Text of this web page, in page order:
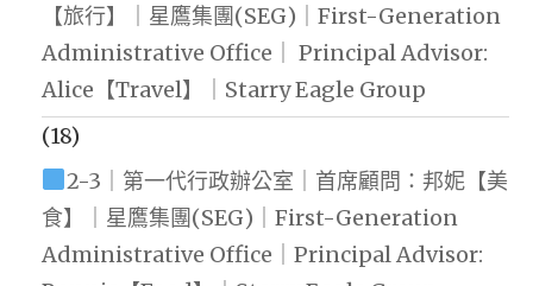
【旅行】｜星鷹集團(SEG)｜First-Generation
Administrative Office｜ Principal Advisor:
Alice【Travel】｜Starry Eagle Group
(18)
2-3｜第一代行政辦公室｜首席顧問：邦妮【美
食】｜星鷹集團(SEG)｜First-Generation
Administrative Office｜Principal Advisor: